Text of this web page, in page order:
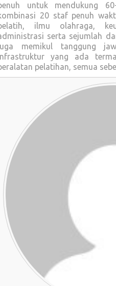
untuk mendukung
20 staf penuh
ilmu olahraga,
serta sejumlah
memikul tanggung
yang ada
pelatihan, semua